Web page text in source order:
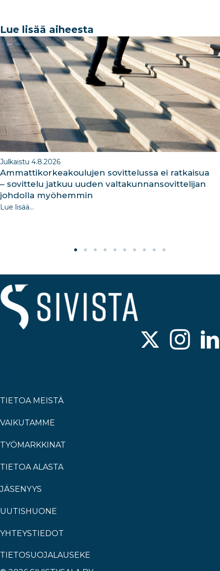
e
b
o
o
k
e
dI
n
e
ra
m
dI
n
Lue lisää aiheesta
Julkaistu 4.8.2026
Ammattikorkeakoulujen sovittelussa ei ratkaisua
– sovittelu jatkuu uuden valtakunnansovittelijan
johdolla myöhemmin
Lue lisää...
TIETOA MEISTÄ
VAIKUTAMME
TYÖMARKKINAT
TIETOA ALASTA
JÄSENYYS
UUTISHUONE
YHTEYSTIEDOT
TIETOSUOJALAUSEKE